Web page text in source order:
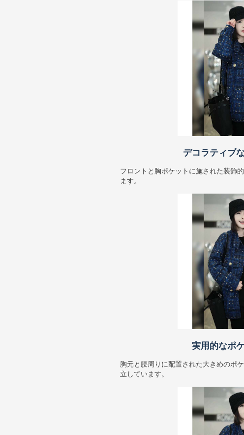
デコラティブ
フロントと胸ポケットに施された装飾
ます。
実用的なポ
胸元と腰周りに配置された大きめのポ
立しています。